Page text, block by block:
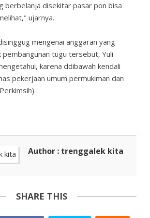
berbelanja disekitar pasar pon bisa
ujarnya.
mengenai anggaran yang
pembangunan tugu tersebut, Yuli
karena ddibawah kendali
pekerjaan umum permukiman dan
Author : trenggalek kita
SHARE THIS